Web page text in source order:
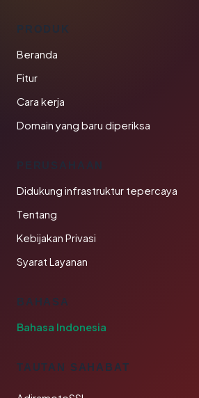
PRODUK
Beranda
Fitur
Cara kerja
Domain yang baru diperiksa
PERUSAHAAN
Didukung infrastruktur tepercaya
Tentang
Kebijakan Privasi
Syarat Layanan
BAHASA
Bahasa Indonesia
TAUTAN SAHABAT